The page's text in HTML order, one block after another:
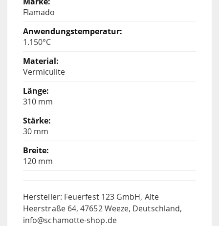
Flamado
1.150°C
Vermiculite
310 mm
30 mm
120 mm
Hersteller: Feuerfest 123 GmbH, Alte
Heerstraße 64, 47652 Weeze, Deutschland,
info@schamotte-shop.de